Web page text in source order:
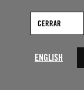
ENGLISH
CERRAR